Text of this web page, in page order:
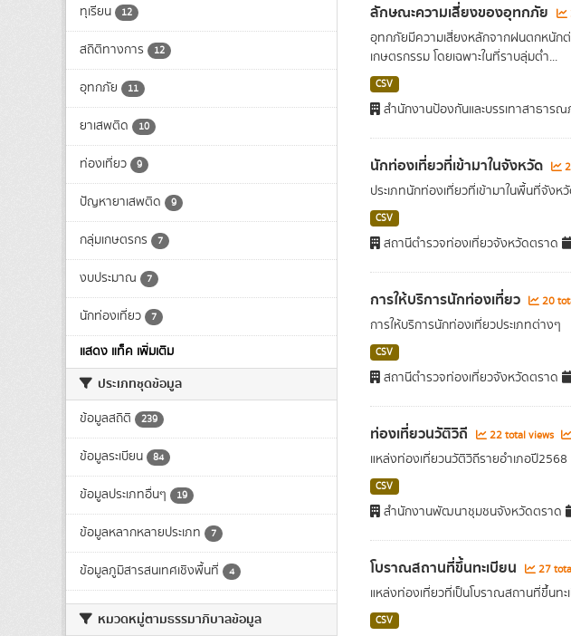
ทุเรียน 12
สถิติทางการ 12
อุทกภัย 11
ยาเสพติด 10
ท่องเที่ยว 9
ปัญหายาเสพติด 9
กลุ่มเกษตรกร 7
งบประมาณ 7
นักท่องเที่ยว 7
แสดง แท็ค เพิ่มเติม
ประเภทชุดข้อมูล
ข้อมูลสถิติ 239
ข้อมูลระเบียน 84
ข้อมูลประเภทอื่นๆ 19
ข้อมูลหลากหลายประเภท 7
ข้อมูลภูมิสารสนเทศเชิงพื้นที่ 4
หมวดหมู่ตามธรรมาภิบาลข้อมูล
ลักษณะความเสี่ยงของอุทกภัย
อุทกภัยมีความเสี่ยงหลักจากฝนตกหนัก
เกษตรกรรม โดยเฉพาะในที่ราบลุ่มต่ำ...
CSV
สำนักงานป้องกันและบรรเทาสาธาร
นักท่องเที่ยวที่เข้ามาในจังหวัด
ประเภทนักท่องเที่ยวที่เข้ามาในพื้นที่จังห
CSV
สถานีตำรวจท่องเที่ยวจังหวัดตราด
การให้บริการนักท่องเที่ยว 20
การให้บริการนักท่องเที่ยวประเภทต่างๆ
CSV
สถานีตำรวจท่องเที่ยวจังหวัดตราด
ท่องเที่ยวนวัติวิถี 22 total views
แหล่งท่องเที่ยวนวัติวิถีรายอำเภอปี2568
CSV
สำนักงานพัฒนาชุมชนจังหวัดตราด
โบราณสถานที่ขึ้นทะเบียน 27
แหล่งท่องเที่ยวที่เป็นโบราณสถานที่ขึ้นท
CSV